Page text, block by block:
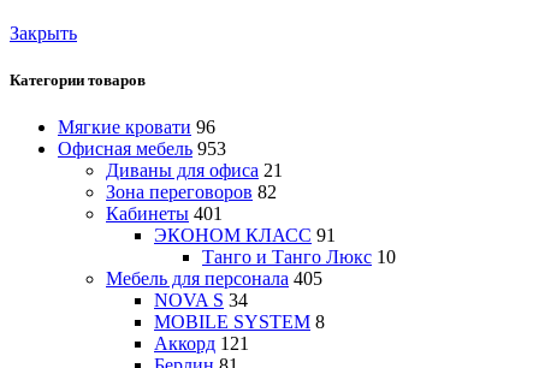
Закрыть
Категории товаров
Мягкие кровати 96
Офисная мебель 953
Диваны для офиса 21
Зона переговоров 82
Кабинеты 401
ЭКОНОМ КЛАСС 91
Танго и Танго Люкс 10
Мебель для персонала 405
NOVA S 34
MOBILE SYSTEM 8
Аккорд 121